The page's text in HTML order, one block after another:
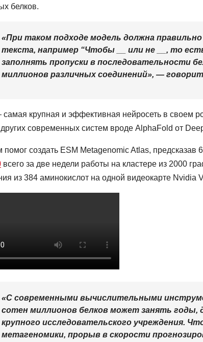
белков.
«При таком подходе модель должна
текста, например “Чтобы __ или не __, то
заполнять пропуски в последовательности
миллионов различных соединений», —
крупная и эффективная нейросеть в своем
современных систем вроде AlphaFold от
помог создать ESM Metagenomic Atlas, предсказав
всего за две недели работы на кластере из 2000
из 384 аминокислот на одной видеокарте Nvidia
«С современными вычислительными
сотен миллионов белков может занять годы,
крупного исследовательского учреждения.
метагеномики, прорыв в скорости